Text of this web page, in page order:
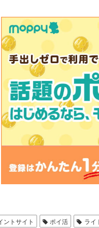
ントサイト ポイ活 ライ